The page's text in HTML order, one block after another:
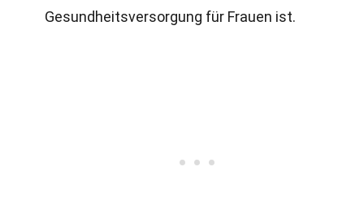
Gesundheitsversorgung für Frauen ist.